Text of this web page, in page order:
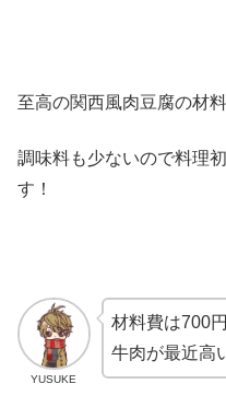
至高の関西風肉豆腐の材
調味料も少ないので料理
す！
YUSUKE
材料費は700
牛肉が最近高